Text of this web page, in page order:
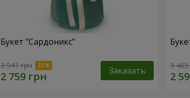
Букет "Сардоникс"
3 941 грн Заказать 3 465